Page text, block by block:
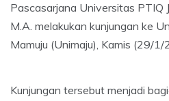
Pascasarjana Universitas PTIQ
M.A. melakukan kunjungan ke
Mamuju (Unimaju), Kamis (29/1/
Kunjungan tersebut menjadi